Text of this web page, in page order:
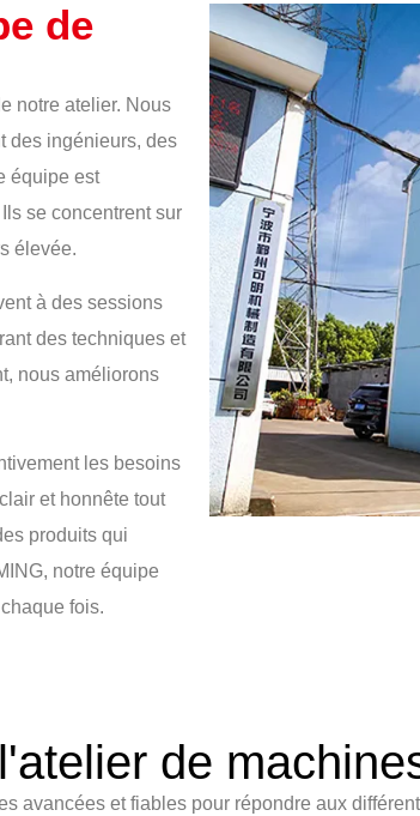
de
notre atelier. Nous
des ingénieurs, des
équipe est
se concentrent sur
élevée.
à des sessions
des techniques et
nous améliorons
les besoins
et honnête tout
produits qui
notre équipe
fois.
de
avancées et fiables pour répondre aux